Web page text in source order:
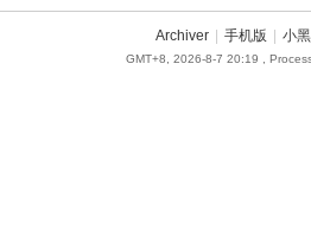
Archiver 手机版 小
GMT+8, 2026-8-7 20:19 ,